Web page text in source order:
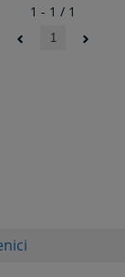
1 - 1 / 1
1